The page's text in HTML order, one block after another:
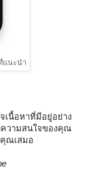
แนะนำ
เนื้อหาที่มีอยู่อย่าง
ความสนใจของคุณ
ณเสมอ